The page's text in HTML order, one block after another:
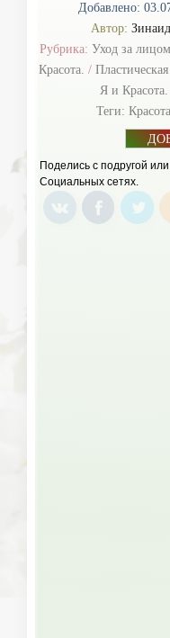
Добавлено:
Автор:
Рубрика: Уход за
Красота. /
Я и Красота.
Теги: Красота
Поделись с подругой
Социальных сетях.